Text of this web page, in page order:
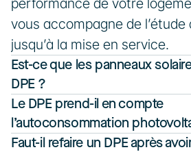
performance de votre
vous accompagne de l’étude
jusqu’à la mise en service.
Est-ce que les panneaux
DPE ?
Le DPE prend-il en compte
l’autoconsommation
Faut-il refaire un DPE après